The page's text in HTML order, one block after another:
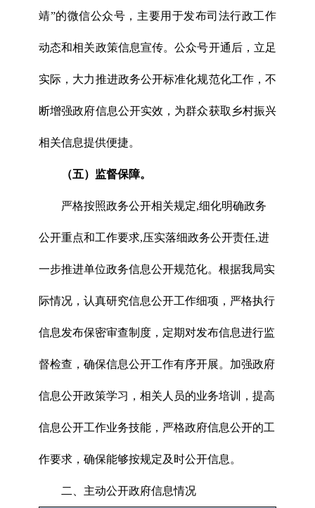
靖”的微信公众号，主要用于发布司法行政工作
动态和相关政策信息宣传。公众号开通后，立足
实际，大力推进政务公开标准化规范化工作，不
断增强政府信息公开实效，为群众获取乡村振兴
相关信息提供便捷。
（五）监督保障。
严格按照政务公开相关规定,细化明确政务
公开重点和工作要求,压实落细政务公开责任,进
一步推进单位政务信息公开规范化。根据我局实
际情况，认真研究信息公开工作细项，严格执行
信息发布保密审查制度，定期对发布信息进行监
督检查，确保信息公开工作有序开展。加强政府
信息公开政策学习，相关人员的业务培训，提高
信息公开工作业务技能，严格政府信息公开的工
作要求，确保能够按规定及时公开信息。
二、主动公开政府信息情况